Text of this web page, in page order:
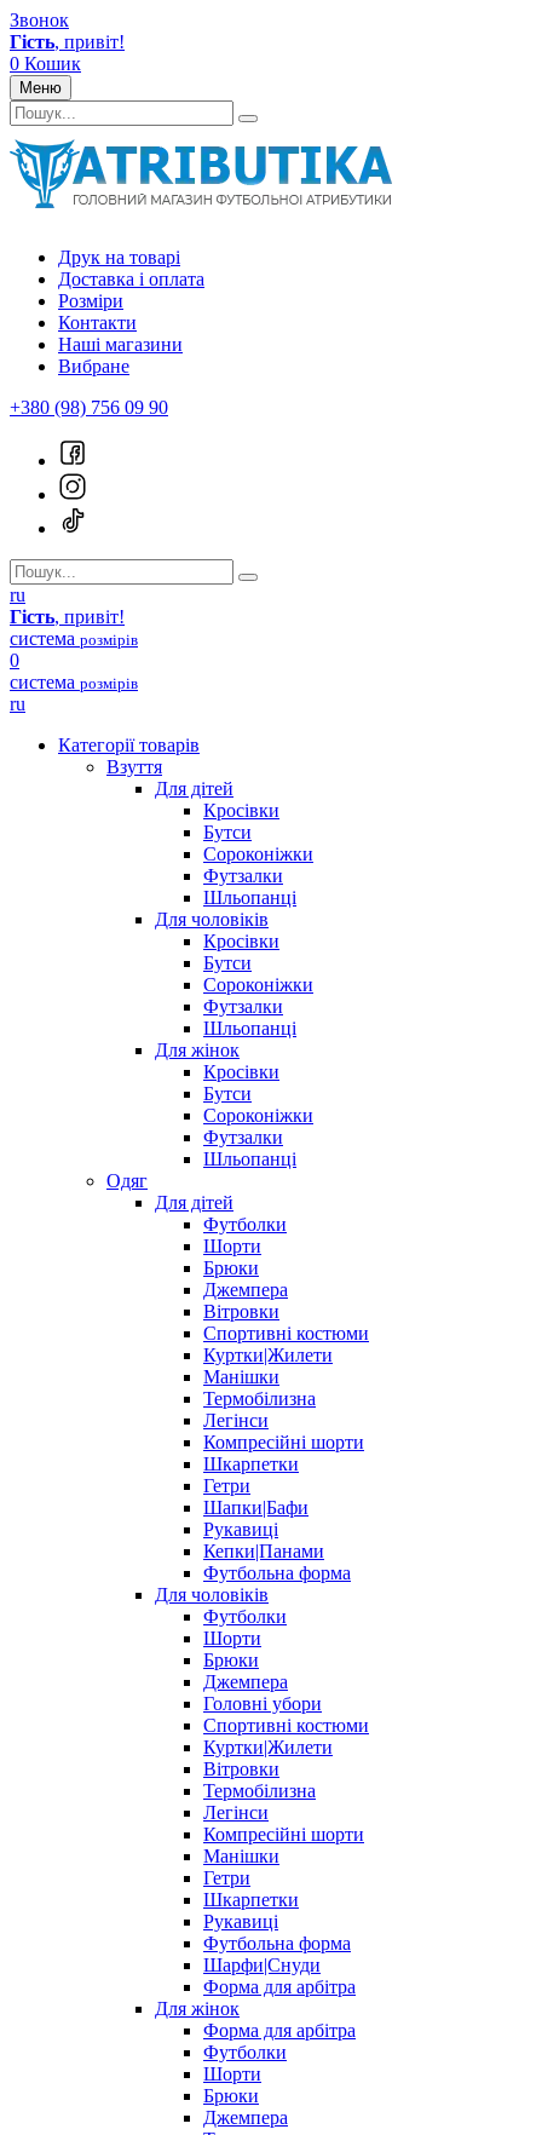
Звонок
Гість, привіт!
0 Кошик
Меню
Друк на товарі
Доставка і оплата
Розміри
Контакти
Наші магазини
Вибране
+380 (98) 756 09 90
ru
Гість, привіт!
система розмірів
0
система розмірів
ru
Категорії товарів
Взуття
Для дітей
Кросівки
Бутси
Сороконіжки
Футзалки
Шльопанці
Для чоловіків
Кросівки
Бутси
Сороконіжки
Футзалки
Шльопанці
Для жінок
Кросівки
Бутси
Сороконіжки
Футзалки
Шльопанці
Одяг
Для дітей
Футболки
Шорти
Брюки
Джемпера
Вітровки
Спортивні костюми
Куртки|Жилети
Манішки
Термобілизна
Легінси
Компресійні шорти
Шкарпетки
Гетри
Шапки|Бафи
Рукавиці
Кепки|Панами
Футбольна форма
Для чоловіків
Футболки
Шорти
Брюки
Джемпера
Головні убори
Спортивні костюми
Куртки|Жилети
Вітровки
Термобілизна
Легінси
Компресійні шорти
Манішки
Гетри
Шкарпетки
Рукавиці
Футбольна форма
Шарфи|Снуди
Форма для арбітра
Для жінок
Форма для арбітра
Футболки
Шорти
Брюки
Джемпера